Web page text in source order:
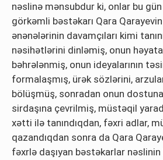
nəslinə mənsubdur ki, onlar bu
görkəmli bəstəkarı Qara
ənənələrinin davamçıları kimi
nəsihətlərini dinləmiş, onun həyata
bəhrələnmiş, onun ideyalarının
formalaşmış, ürək sözlərini,
bölüşmüş, sonradan onun
sirdaşına çevrilmiş, müstəqil
xətti ilə tanındıqdan, fəxri adlar,
qazandıqdan sonra da Qara
fəxrlə daşıyan bəstəkarlar